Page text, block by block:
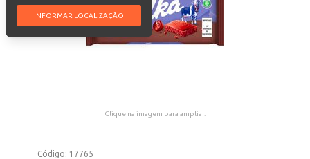
INFORMAR LOCALIZAÇÃO
Clique na imagem para ampliar.
Código: 17765